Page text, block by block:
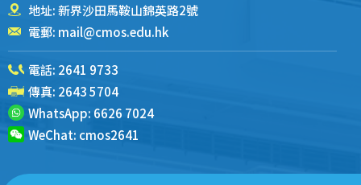
地址: 新界沙田馬鞍山錦英路2號
電郵: mail@cmos.edu.hk
電話: 2641 9733
傳真: 2643 5704
WhatsApp: 6626 7024
WeChat: cmos2641